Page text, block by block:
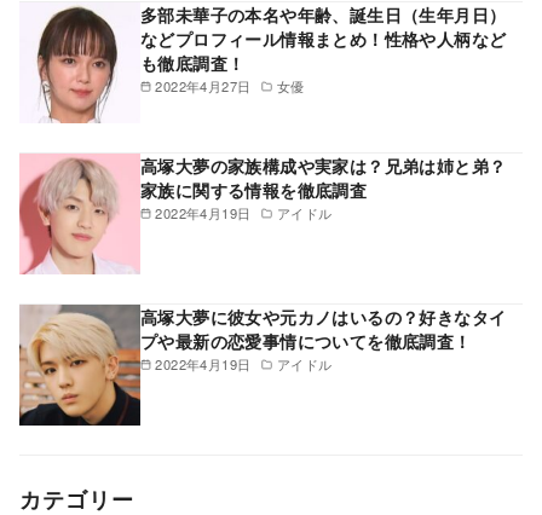
2022年4月27日 女優
多部未華子の本名や年齢、誕生日（生年月日）
などプロフィール情報まとめ！性格や人柄など
も徹底調査！
2022年4月19日 アイドル
高塚大夢の家族構成や実家は？兄弟は姉と弟？
家族に関する情報を徹底調査
2022年4月19日 アイドル
高塚大夢に彼女や元カノはいるの？好きなタイ
プや最新の恋愛事情についてを徹底調査！
カテゴリー